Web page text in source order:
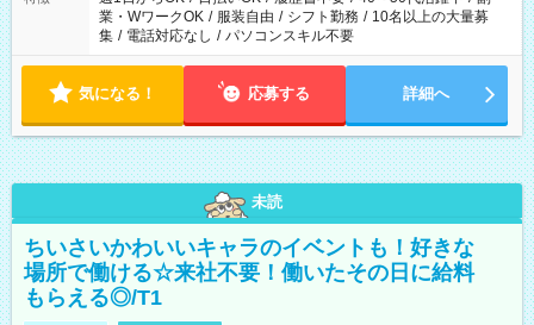
業・WワークOK / 服装自由 / シフト勤務 / 10名以上の大量募
集 / 電話対応なし / パソコンスキル不要
気になる！ 応募する 詳細へ
未読
ちいさいかわいいキャラのイベントも！好きな
場所で働ける☆来社不要！働いたその日に給料
もらえる◎/T1